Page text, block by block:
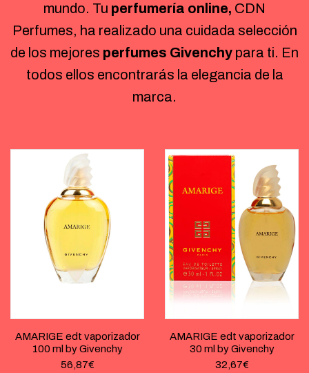
mundo. Tu perfumería online, CDN
Perfumes, ha realizado una cuidada selección
de los mejores perfumes Givenchy para ti. En
todos ellos encontrarás la elegancia de la
marca.
AMARIGE edt vaporizador
100 ml by Givenchy
56,87€
AMARIGE edt vaporizador
30 ml by Givenchy
32,67€